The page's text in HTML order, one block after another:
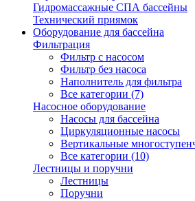
Гидромассажные СПА бассейны
Технический приямок
Оборудование для бассейна
Фильтрация
Фильтр с насосом
Фильтр без насоса
Наполнитель для фильтра
Все категории (7)
Насосное оборудование
Насосы для бассейна
Циркуляционные насосы
Вертикальные
Все категории (10)
Лестницы и поручни
Лестницы
Поручни